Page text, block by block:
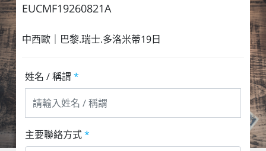
EUCMF19260821A
中西歐｜巴黎.瑞士.多洛米蒂19日
姓名 / 稱謂 *
主要聯絡方式*